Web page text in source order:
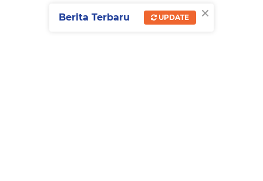
×
Berita Terbaru UPDATE